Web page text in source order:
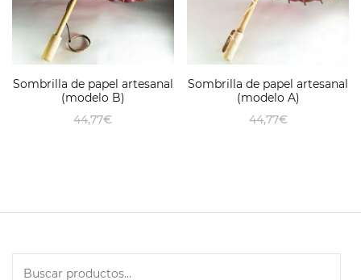
Sombrilla de papel artesanal
(modelo B)
44,77€
Sombrilla de papel artesanal
(modelo A)
44,77€